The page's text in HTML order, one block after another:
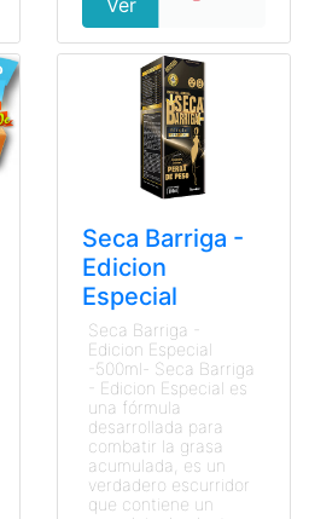
Ver
Seca Barriga -
Edicion
Especial
Seca Barriga -
Edicion Especial
-500ml- Seca Barriga
- Edicion Especial es
una fórmula
desarrollada para
combatir la grasa
acumulada, es un
verdadero escurridor
que contiene un